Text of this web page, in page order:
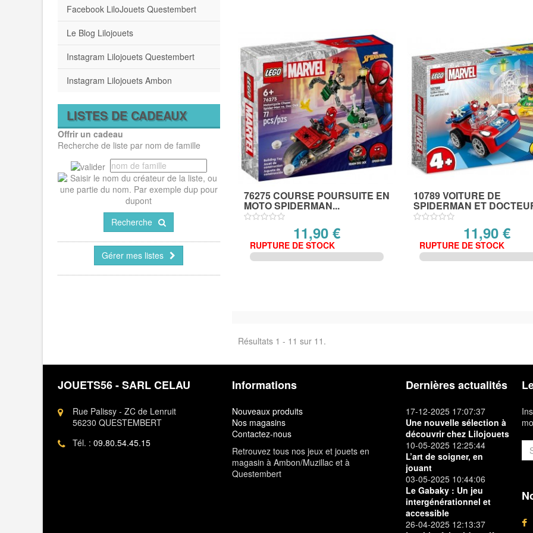
Facebook LiloJouets Questembert
Le Blog Lilojouets
Instagram Lilojouets Questembert
Instagram Lilojouets Ambon
LISTES DE CADEAUX
Offrir un cadeau
Recherche de liste par nom de famille
Recherche
Gérer mes listes
76275 COURSE POURSUITE EN
MOTO SPIDERMAN...
11,90 €
RUPTURE DE STOCK
10789 VOITURE DE
SPIDERMAN ET
11,90 €
RUPTURE DE STOCK
Résultats 1 - 11 sur 11.
JOUETS56 - SARL CELAU
Rue Palissy - ZC de Lenruit
56230 QUESTEMBERT
Tél. : 09.80.54.45.15
Informations
Nouveaux produits
Nos magasins
Contactez-nous
Retrouvez tous nos jeux et jouets en
magasin à Ambon/Muzillac et à
Questembert
Dernières actualités
17-12-2025 17:07:37
Une nouvelle sélection à
découvrir chez Lilojouets
10-05-2025 12:25:44
L’art de soigner, en
jouant
03-05-2025 10:44:06
Le Gabaky : Un jeu
intergénérationnel et
accessible
26-04-2025 12:13:37